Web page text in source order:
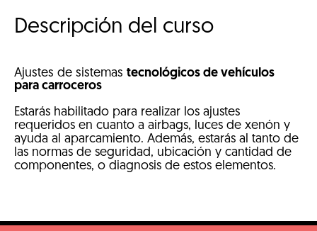
Descripción del curso
Ajustes de sistemas tecnológicos de vehículos
para carroceros
Estarás habilitado para realizar los ajustes
requeridos en cuanto a airbags, luces de xenón y
ayuda al aparcamiento. Además, estarás al tanto de
las normas de seguridad, ubicación y cantidad de
componentes, o diagnosis de estos elementos.